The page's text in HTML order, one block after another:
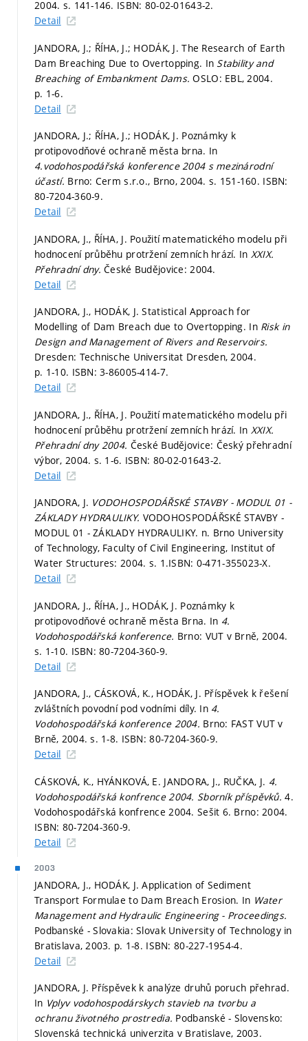
2004. s. 141-146. ISBN: 80-02-01643-2.
Detail
JANDORA, J.; ŘÍHA, J.; HODÁK, J. The Research of Earth
Dam Breaching Due to Overtopping. In Stability and
Breaching of Embankment Dams.OSLO: EBL, 2004.
p. 1-6.
Detail
JANDORA, J.; ŘÍHA, J.; HODÁK, J. Poznámky k
protipovodňové ochraně města brna. In
4.vodohospodářská konference 2004 s mezinárodní
účastí. Brno: Cerm s.r.o., Brno, 2004. s. 151-160. ISBN:
80-7204-360-9.
Detail
JANDORA, J., ŘÍHA, J. Použití matematického modelu při
hodnocení průběhu protržení zemních hrází. In XXIX.
Přehradní dny.České Budějovice: 2004.
Detail
JANDORA, J., HODÁK, J. Statistical Approach for
Modelling of Dam Breach due to Overtopping. In Risk in
Design and Management of Rivers and Reservoirs.
Dresden: Technische Universitat Dresden, 2004.
p. 1-10. ISBN: 3-86005-414-7.
Detail
JANDORA, J., ŘÍHA, J. Použití matematického modelu při
hodnocení průběhu protržení zemních hrází. In XXIX.
Přehradní dny 2004. České Budějovice: Český přehradní
výbor, 2004. s. 1-6. ISBN: 80-02-01643-2.
Detail
JANDORA, J. VODOHOSPODÁŘSKÉ STAVBY - MODUL 01 -
ZÁKLADY HYDRAULIKY. VODOHOSPODÁŘSKÉ STAVBY -
MODUL 01 - ZÁKLADY HYDRAULIKY. n. Brno University
of Technology, Faculty of Civil Engineering, Institut of
Water Structures: 2004. s. 1.ISBN: 0-471-355023-X.
Detail
JANDORA, J., ŘÍHA, J., HODÁK, J. Poznámky k
protipovodňové ochraně města Brna. In 4.
Vodohospodářská konference. Brno: VUT v Brně, 2004.
s. 1-10. ISBN: 80-7204-360-9.
Detail
JANDORA, J., CÁSKOVÁ, K., HODÁK, J. Příspěvek k řešení
zvláštních povodní pod vodními díly. In 4.
Vodohospodářská konference 2004. Brno: FAST VUT v
Brně, 2004.s. 1-8. ISBN: 80-7204-360-9.
Detail
CÁSKOVÁ, K., HYÁNKOVÁ, E. JANDORA, J., RUČKA, J. 4.
Vodohospodářská konfrence 2004. Sborník příspěvků.4.
Vodohospodářská konfrence 2004. Sešit 6. Brno: 2004.
ISBN: 80-7204-360-9.
Detail
2003
JANDORA, J., HODÁK, J. Application of Sediment
Transport Formulae to Dam Breach Erosion. In Water
Management and Hydraulic Engineering - Proceedings.
Podbanské - Slovakia: Slovak University of Technology in
Bratislava, 2003. p. 1-8. ISBN: 80-227-1954-4.
Detail
JANDORA, J. Příspěvek k analýze druhů poruch přehrad.
In Vplyv vodohospodárskych stavieb na tvorbu a
ochranu životného prostredia. Podbanské - Slovensko:
Slovenská technická univerzita v Bratislave, 2003.